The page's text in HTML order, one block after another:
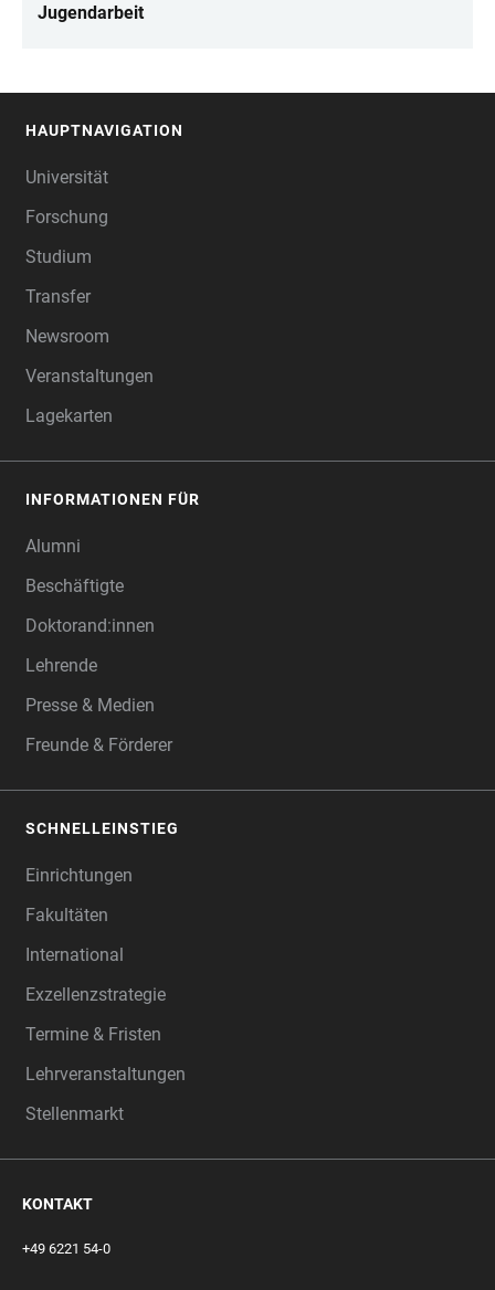
Jugendarbeit
HAUPTNAVIGATION
Universität
Forschung
Studium
Transfer
Newsroom
Veranstaltungen
Lagekarten
INFORMATIONEN FÜR
Alumni
Beschäftigte
Doktorand:innen
Lehrende
Presse & Medien
Freunde & Förderer
SCHNELLEINSTIEG
Einrichtungen
Fakultäten
International
Exzellenzstrategie
Termine & Fristen
Lehrveranstaltungen
Stellenmarkt
KONTAKT
+49 6221 54-0